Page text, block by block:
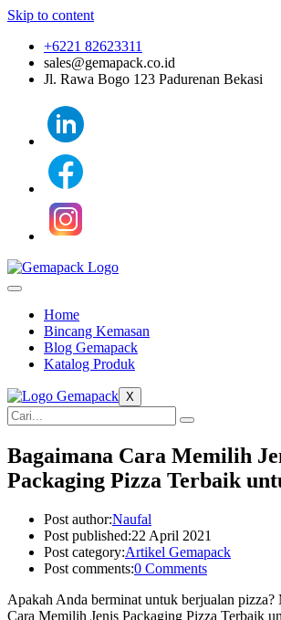
Skip to content
+6221 82623311
sales@gemapack.co.id
Jl. Rawa Bogo 123 Padurenan Bekasi
Home
Bincang Kemasan
Blog Gemapack
Katalog Produk
X
Bagaimana Cara Memilih
Packaging Pizza Terbaik
Post author:Naufal
Post published:22 April 2021
Post category:Artikel Gemapack
Post comments:0 Comments
Apakah Anda berminat untuk berjualan pizza?
Cara Memilih Jenis Packaging Pizza Terbaik